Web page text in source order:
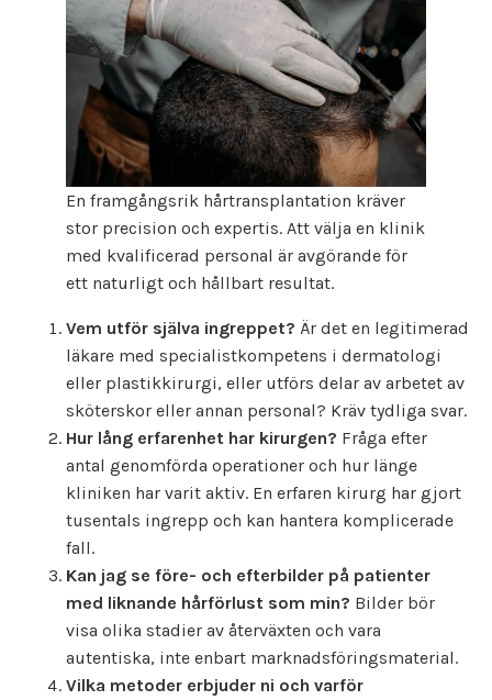
En framgångsrik hårtransplantation kräver
stor precision och expertis. Att välja en klinik
med kvalificerad personal är avgörande för
ett naturligt och hållbart resultat.
Vem utför själva ingreppet? Är det en legitimerad
läkare med specialistkompetens i dermatologi
eller plastikkirurgi, eller utförs delar av arbetet av
sköterskor eller annan personal? Kräv tydliga svar.
Hur lång erfarenhet har kirurgen? Fråga efter
antal genomförda operationer och hur länge
kliniken har varit aktiv. En erfaren kirurg har gjort
tusentals ingrepp och kan hantera komplicerade
fall.
Kan jag se före- och efterbilder på patienter
med liknande hårförlust som min? Bilder bör
visa olika stadier av återväxten och vara
autentiska, inte enbart marknadsföringsmaterial.
Vilka metoder erbjuder ni och varför